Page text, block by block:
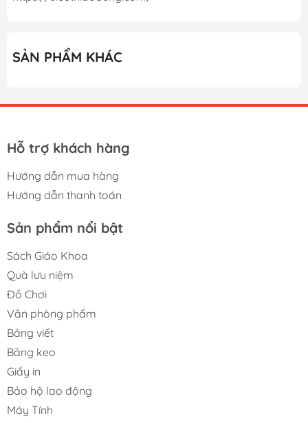
SẢN PHẨM KHÁC
Hỗ trợ khách hàng
Hướng dẫn mua hàng
Hướng dẫn thanh toán
Sản phẩm nổi bật
Sách Giáo Khoa
Quà lưu niệm
Đồ Chơi
Văn phòng phẩm
Bảng viết
Băng keo
Giấy in
Bảo hộ lao động
Máy Tính